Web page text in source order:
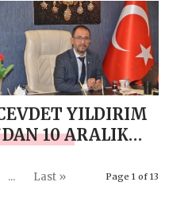
GAZETECİLER
GÜNÜ MESAJI
YILDIRIM
10 ARALIK
HAKLARI GÜNÜPage 1 of 13
... Last »